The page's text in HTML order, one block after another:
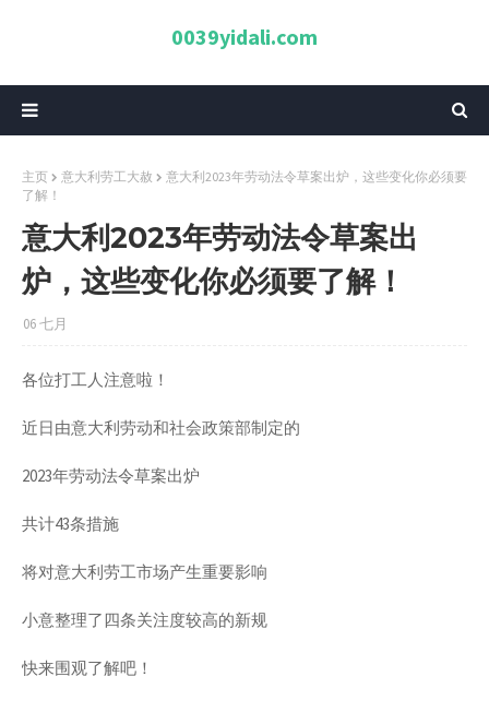
0039yidali.com
主页 意大利劳工大赦
意大利2023年劳动法令草案出炉，这些变化你必须要
了解！
意大利2023年劳动法令草案出
炉，这些变化你必须要了解！
06 七月
各位打工人注意啦！
近日由意大利劳动和社会政策部制定的
2023年劳动法令草案出炉
共计43条措施
将对意大利劳工市场产生重要影响
小意整理了四条关注度较高的新规
快来围观了解吧！